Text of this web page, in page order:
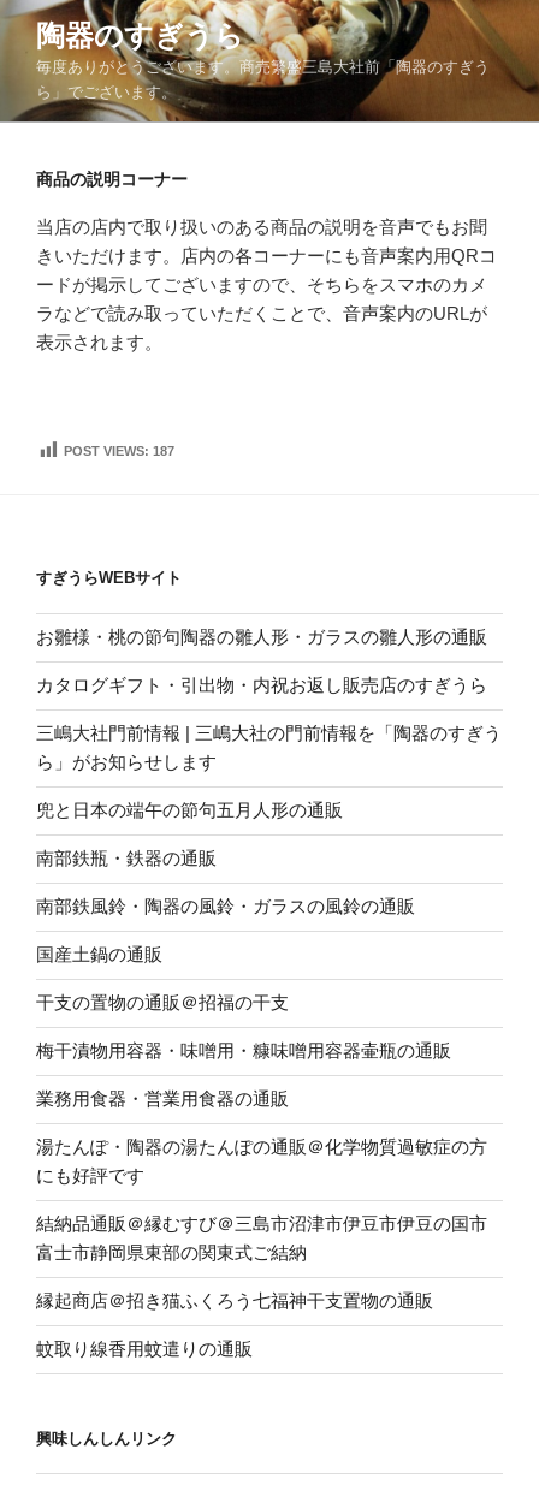
コ
ツ
陶器のすぎうら
毎度ありがとうございます。商売繁盛三島大社前「陶器のすぎう
ら」でございます。
商品の説明コーナー
当店の店内で取り扱いのある商品の説明を音声でもお聞
きいただけます。店内の各コーナーにも音声案内用QRコ
ードが掲示してございますので、そちらをスマホのカメ
ラなどで読み取っていただくことで、音声案内のURLが
表示されます。
POST VIEWS: 187
すぎうらWEBサイト
お雛様・桃の節句陶器の雛人形・ガラスの雛人形の通販
カタログギフト・引出物・内祝お返し販売店のすぎうら
三嶋大社門前情報 | 三嶋大社の門前情報を「陶器のすぎう
ら」がお知らせします
兜と日本の端午の節句五月人形の通販
南部鉄瓶・鉄器の通販
南部鉄風鈴・陶器の風鈴・ガラスの風鈴の通販
国産土鍋の通販
干支の置物の通販＠招福の干支
梅干漬物用容器・味噌用・糠味噌用容器壷瓶の通販
業務用食器・営業用食器の通販
湯たんぽ・陶器の湯たんぽの通販＠化学物質過敏症の方
にも好評です
結納品通販＠縁むすび＠三島市沼津市伊豆市伊豆の国市
富士市静岡県東部の関東式ご結納
縁起商店＠招き猫ふくろう七福神干支置物の通販
蚊取り線香用蚊遣りの通販
興味しんしんリンク